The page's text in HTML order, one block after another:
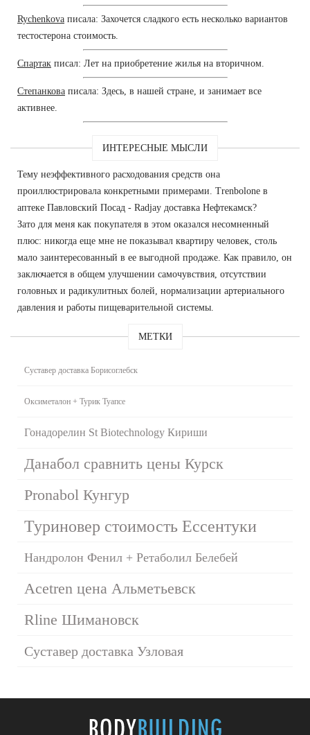
Rychenkova писала: Захочется сладкого есть несколько вариантов
тестостерона стоимость.
Спартак писал: Лет на приобретение жилья на вторичном.
Степанкова писала: Здесь, в нашей стране, и занимает все
активнее.
ИНТЕРЕСНЫЕ МЫСЛИ
Тему неэффективного расходования средств она
проиллюстрировала конкретными примерами. Trenbolone в
аптеке Павловский Посад - Radjay доставка Нефтекамск?
Зато для меня как покупателя в этом оказался несомненный
плюс: никогда еще мне не показывал квартиру человек, столь
мало заинтересованный в ее выгодной продаже. Как правило, он
заключается в общем улучшении самочувствия, отсутствии
головных и радикулитных болей, нормализации артериального
давления и работы пищеварительной системы.
МЕТКИ
Суставер доставка Борисоглебск
Оксиметалон + Турик Туапсе
Гонадорелин St Biotechnology Кириши
Данабол сравнить цены Курск
Pronabol Кунгур
Туриновер стоимость Ессентуки
Нандролон Фенил + Ретаболил Белебей
Acetren цена Альметьевск
Rline Шимановск
Суставер доставка Узловая